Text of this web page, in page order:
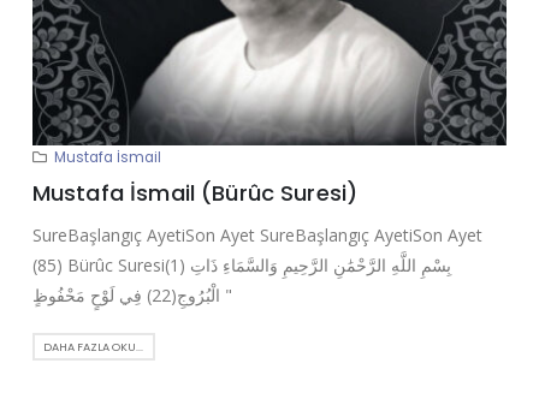
Mustafa İsmail
Mustafa İsmail (Bürûc Suresi)
SureBaşlangıç AyetiSon Ayet SureBaşlangıç AyetiSon Ayet
(85) Bürûc Suresi(1) بِسْمِ اللَّهِ الرَّحْمَٰنِ الرَّحِيمِ وَالسَّمَاءِ ذَاتِ
الْبُرُوجِ(22) فِي لَوْحٍ مَحْفُوظٍ "
DAHA FAZLA OKU...